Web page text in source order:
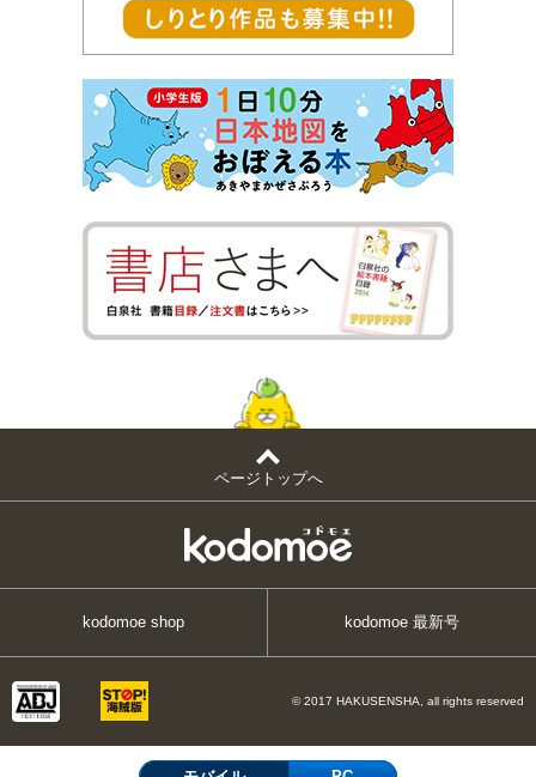
ページトップへ
kodomoe shop kodomoe 最新号
© 2017 HAKUSENSHA, all rights reserved